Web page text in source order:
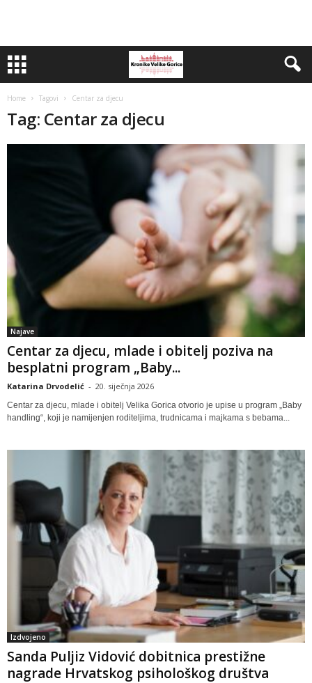
Home Tagovi Centar za djecu
Tag: Centar za djecu
Najave
Centar za djecu, mlade i obitelj poziva na
besplatni program „Baby...
Katarina Drvodelić - 20. siječnja 2026
Centar za djecu, mlade i obitelj Velika Gorica otvorio je upise u program „Baby
handling“, koji je namijenjen roditeljima, trudnicama i majkama s bebama...
Izdvojeno
Sanda Puljiz Vidović dobitnica prestižne
nagrade Hrvatskog psihološkog društva